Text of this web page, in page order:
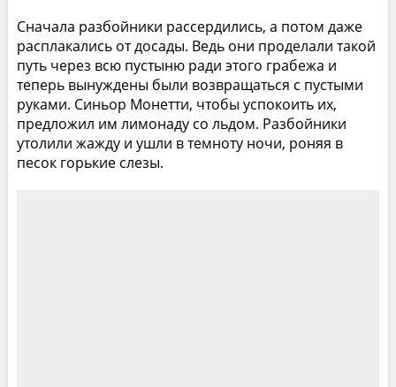
Сначала разбойники рассердились, а потом даже
расплакались от досады. Ведь они проделали такой
путь через всю пустыню ради этого грабежа и
теперь вынуждены были возвращаться с пустыми
руками. Синьор Монетти, чтобы успокоить их,
предложил им лимонаду со льдом. Разбойники
утолили жажду и ушли в темноту ночи, роняя в
песок горькие слезы.